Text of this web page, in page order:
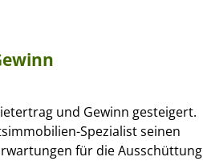
und Gewinn gesteigert.
Spezialist seinen
für die Ausschüttung